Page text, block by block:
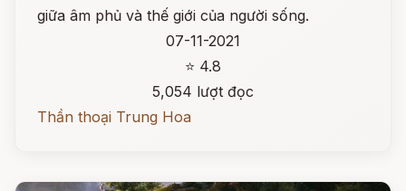
giữa âm phủ và thế giới của người sống.
07-11-2021
⭐ 4.8
5,054 lượt đọc
Thần thoại Trung Hoa